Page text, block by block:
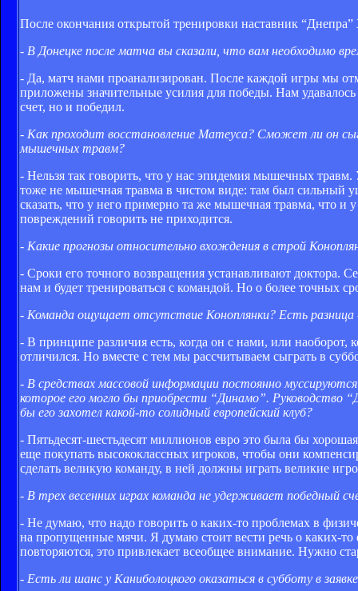
После окончания открытой тренировки наставник “Днепра”
- В Донецке после матча вы сказали, что вам необходимо
- Да, матч нами проанализирован. После каждой игры мы
приложены значительные усилия для победы. Нам
счет, но и победил.
- Как проходит восстановление Матеуса? Сможет ли он
мышечных травм?
- Нельзя так говорить, что у нас эпидемия мышечных
тоже не мышечная травма в чистом виде: там был сильный
сказать, что у него примерно та же мышечная травма, что и
повреждений говорить не приходится.
- Какие прогнозы относительно вхождения в строй
- Cроки его точного возвращения устанавливают доктора.
нам и будет тренироваться с командой. Но о более точных
- Команда ощущает отсутствие Коноплянки? Есть разница
- В принципе различия есть, когда он с нами, или
отличился. Но вместе с тем мы рассчитываем сыграть в
- В средствах массовой информации постоянно
которое его могло бы приобрести “Динамо”.
бы его захотел какой-то солидный европейский клуб?
- Пятьдесят-шестьдесят миллионов евро это была бы
еще покупать высококлассных игроков, чтобы они
сделать великую команду, в ней должны играть великие
- В трех весенних играх команда не удерживает победный
- Не думаю, что надо говорить о каких-то проблемах в
на пропущенные мячи. Я думаю стоит вести речь о каких-
повторяются, это привлекает всеобщее внимание. Нужно
- Есть ли шанс у Каниболоцкого оказаться в субботу в